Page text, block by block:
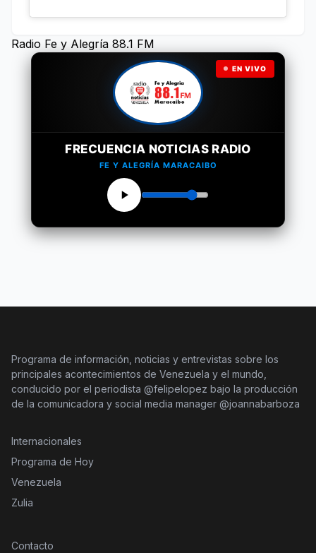
Radio Fe y Alegría 88.1 FM
EN VIVO
FRECUENCIA NOTICIAS RADIO
FE Y ALEGRÍA MARACAIBO
Programa de información, noticias y entrevistas sobre los
principales acontecimientos de Venezuela y el mundo,
conducido por el periodista @felipelopez bajo la producción
de la comunicadora y social media manager @joannabarboza
Internacionales
Programa de Hoy
Venezuela
Zulia
Contacto